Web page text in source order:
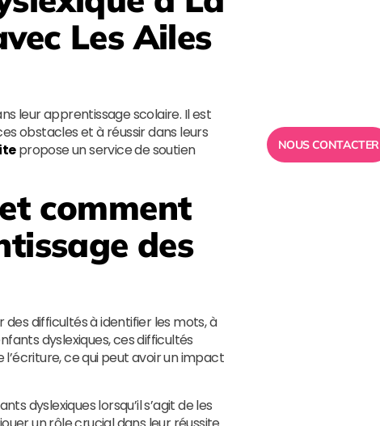
Les Ailes
leur apprentissage scolaire. Il est
obstacles et à réussir dans leurs
propose un service de soutien
comment
des
difficultés à identifier les mots, à
dyslexiques, ces difficultés
ce qui peut avoir un impact
dyslexiques lorsqu’il s’agit de les
NOUS CONTACTER